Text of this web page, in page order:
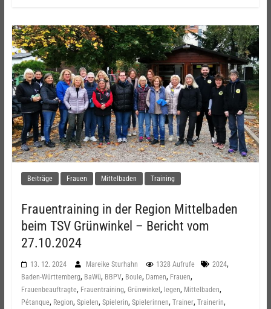
Beiträge Frauen Mittelbaden Training
Frauentraining in der Region Mittelbaden
beim TSV Grünwinkel – Bericht vom
27.10.2024
13. 12. 2024 Mareike Sturhahn 1328 Aufrufe 2024,
Baden-Württemberg, BaWü, BBPV, Boule, Damen, Frauen,
Frauenbeauftragte, Frauentraining, Grünwinkel , legen, Mittelbaden,
Pétanque, Region, Spielen, Spielerin, Spielerinnen, Trainer, Trainerin,